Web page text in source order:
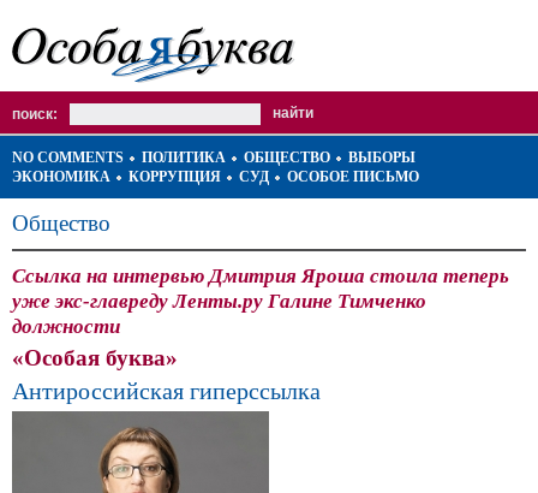
поиск:
NO COMMENTS ПОЛИТИКА ОБЩЕСТВО
ВЫБОРЫ
ЭКОНОМИКА
КОРРУПЦИЯ СУД ОСОБОЕ ПИСЬМО
Общество
Ссылка на интервью Дмитрия Яроша стоила теперь
уже экс-главреду Ленты.ру Галине Тимченко
должности
«Особая буква»
Антироссийская гиперссылка